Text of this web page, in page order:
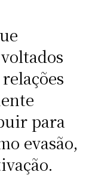
para
evasão,